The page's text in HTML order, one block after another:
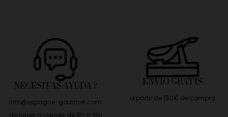
NECESITAS AYUDA ?
info@espagne-gourmet.com
de lunes a viernes de 9h a 16h
ENVÍO GRATIS
a partir de 150€ de compra